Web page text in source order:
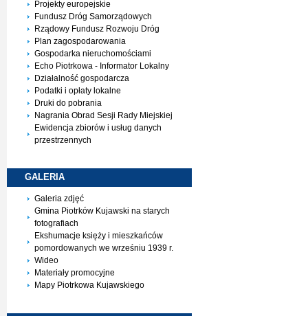
Projekty europejskie
Fundusz Dróg Samorządowych
Rządowy Fundusz Rozwoju Dróg
Plan zagospodarowania
Gospodarka nieruchomościami
Echo Piotrkowa - Informator Lokalny
Działalność gospodarcza
Podatki i opłaty lokalne
Druki do pobrania
Nagrania Obrad Sesji Rady Miejskiej
Ewidencja zbiorów i usług danych
przestrzennych
GALERIA
Galeria zdjęć
Gmina Piotrków Kujawski na starych
fotografiach
Ekshumacje księży i mieszkańców
pomordowanych we wrześniu 1939 r.
Wideo
Materiały promocyjne
Mapy Piotrkowa Kujawskiego